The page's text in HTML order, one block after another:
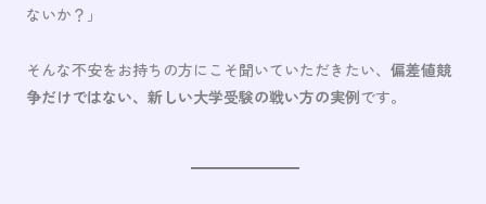
ないか？」
そんな不安をお持ちの方にこそ聞いていただきたい、偏差値競
争だけではない、新しい大学受験の戦い方の実例です。